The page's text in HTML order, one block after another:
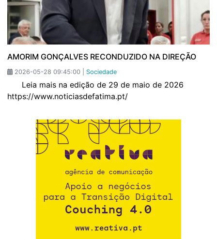
AMORIM GONÇALVES RECONDUZIDO NA DIREÇÃO
2026-05-28 09:45:00 | Sociedade
Leia mais na edição de 29 de maio de 2026
https://www.noticiasdefatima.pt/